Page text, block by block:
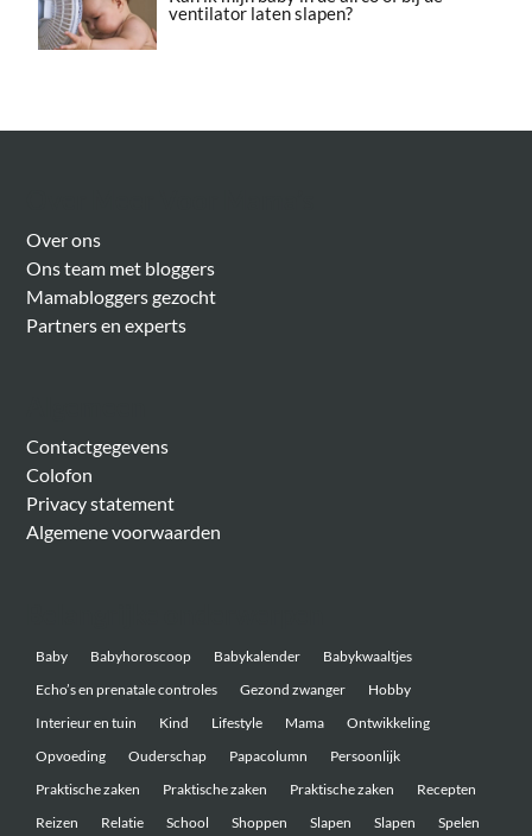
ventilator laten slapen?
Over ons
Ons team met bloggers
Mamabloggers gezocht
Partners en experts
Contactgegevens
Colofon
Privacy statement
Algemene voorwaarden
Baby Babyhoroscoop Babykalender
Babykwaaltjes
Echo’s en prenatale controles
Gezond zwanger
Hobby
Interieur en tuin
Kind Lifestyle Mama
Ontwikkeling
Opvoeding
Ouderschap Papacolumn
Persoonlijk
Praktische zaken
Praktische zaken Praktische zaken
Recepten
Reizen
Relatie School Shoppen Slapen Slapen Spelen